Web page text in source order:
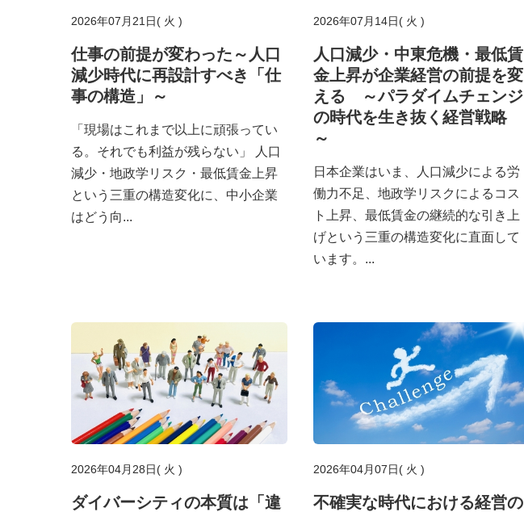
2026年07月21日( 火 )
仕事の前提が変わった～人口
減少時代に再設計すべき「仕
事の構造」～
「現場はこれまで以上に頑張ってい
る。それでも利益が残らない」 人口
減少・地政学リスク・最低賃金上昇
という三重の構造変化に、中小企業
はどう向...
2026年07月14日( 火 )
人口減少・中東危機・最低賃
金上昇が企業経営の前提を変
える ～パラダイムチェンジ
の時代を生き抜く経営戦略
～
日本企業はいま、人口減少による労
働力不足、地政学リスクによるコス
ト上昇、最低賃金の継続的な引き上
げという三重の構造変化に直面して
います。...
2026年04月28日( 火 )
ダイバーシティの本質は「違
2026年04月07日( 火 )
不確実な時代における経営の